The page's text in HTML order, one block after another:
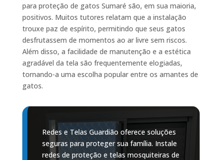
para proteção de gatos Sumaré são, em sua maioria,
positivos. Muitos tutores relatam que a instalação
trouxe paz de espírito, permitindo que seus gatos
desfrutassem de momentos ao ar livre sem riscos.
Além disso, a facilidade de manutenção e a estética
agradável da tela são frequentemente elogiadas,
tornando-a uma escolha popular entre os amantes de
gatos.
Redes e Telas Guardião oferece soluções
seguras para proteger sua família. Instale
redes de proteção e telas mosquiteiras de